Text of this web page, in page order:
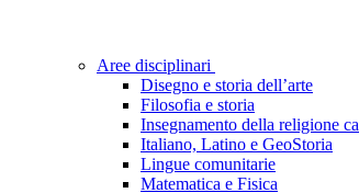
Aree disciplinari
Disegno e storia dell’arte
Filosofia e storia
Insegnamento della religione
Italiano, Latino e GeoStoria
Lingue comunitarie
Matematica e Fisica